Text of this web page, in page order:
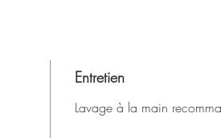
Entretien
Lavage à la main